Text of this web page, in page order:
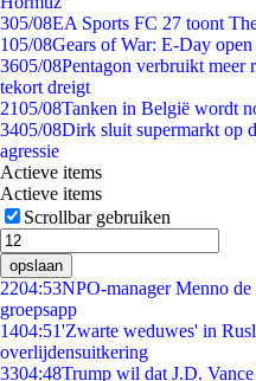
305/08EA Sports FC 27 toont
105/08Gears of War: E-Day
3605/08Pentagon verbruikt meer
tekort dreigt
2105/08Tanken in België wordt
3405/08Dirk sluit supermarkt op
agressie
Actieve items
Actieve items
Scrollbar gebruiken
opslaan
2204:53NPO-manager Menno
groepsapp
1404:51'Zwarte weduwes' in
overlijdensuitkering
3304:48Trump wil dat J.D.